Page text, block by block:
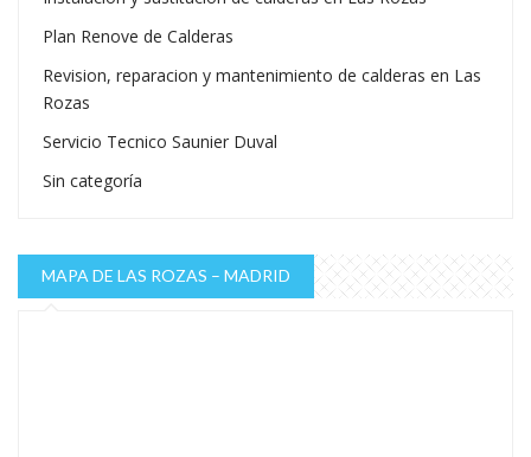
Plan Renove de Calderas
Revision, reparacion y mantenimiento de calderas en Las
Rozas
Servicio Tecnico Saunier Duval
Sin categoría
MAPA DE LAS ROZAS – MADRID